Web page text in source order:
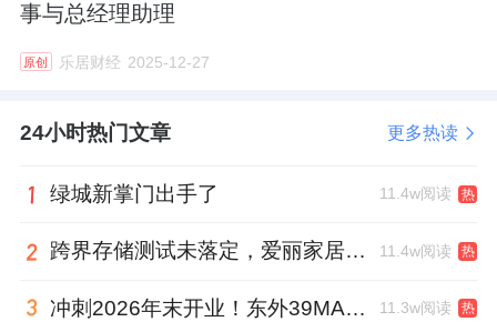
事与总经理助理
原创 乐居财经 2025-12-27
24小时热门文章 更多热读
绿城新掌门出手了 11.4w阅读 热
跨界存储测试未落定，爱丽家居复牌前自揭多重风险 11.4w阅读 热
冲刺2026年末开业！东外39MALL全球招商启幕，重构东直门商圈格局 11.3w阅读 热